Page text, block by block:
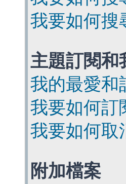
我要如何搜
主題訂閱和
我的最愛和
我要如何訂
我要如何取
附加檔案